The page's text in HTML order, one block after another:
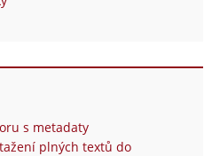
s metadaty
plných textů do